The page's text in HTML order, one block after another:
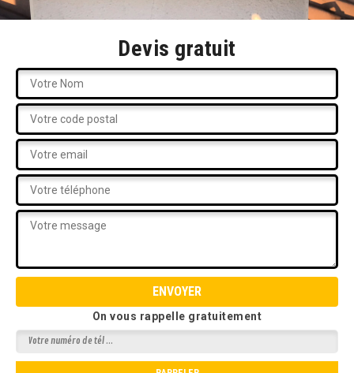
Devis gratuit
On vous rappelle gratuitement